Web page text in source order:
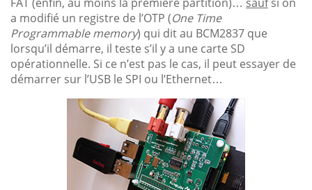
a modifié un registre de l’OTP (One Time
Programmable memory) qui dit au BCM2837 que
lorsqu’il démarre, il teste s’il y a une carte SD
opérationnelle. Si ce n’est pas le cas, il peut essayer de
démarrer sur l’USB le SPI ou l’Ethernet…